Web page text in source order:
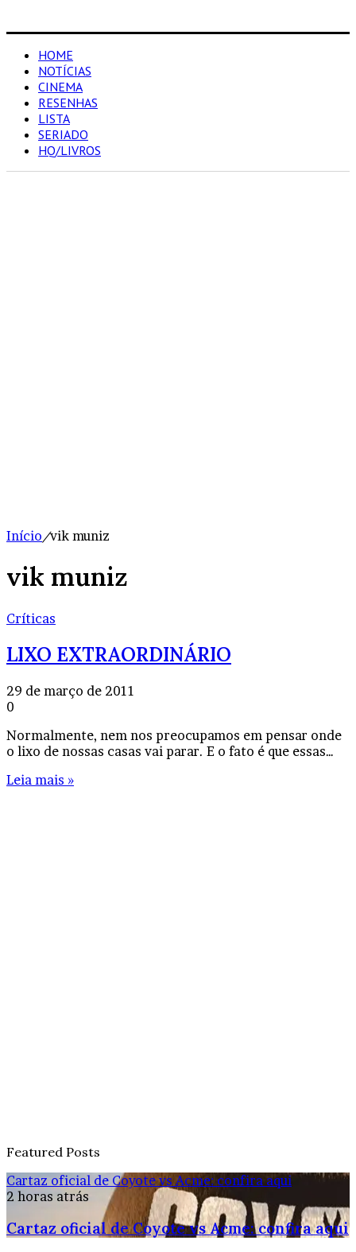
HOME
NOTÍCIAS
CINEMA
RESENHAS
LISTA
SERIADO
HQ/LIVROS
Início/vik muniz
vik muniz
Críticas
LIXO EXTRAORDINÁRIO
29 de março de 2011
0
Normalmente, nem nos preocupamos em pensar onde
o lixo de nossas casas vai parar. E o fato é que essas…
Leia mais »
Featured Posts
Cartaz oficial de Coyote vs Acme: confira aqui
2 horas atrás
Cartaz oficial de Coyote vs Acme: confira aqui